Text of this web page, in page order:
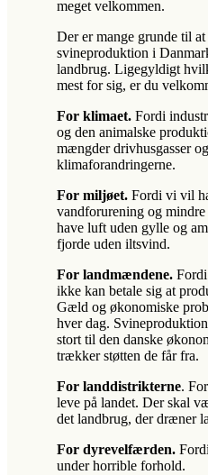
meget velkommen.
Der er mange grunde til
svineproduktion i
landbrug. Ligegyldigt
mest for sig, er du
For klimaet. Fordi
og den animalske
mængder drivhusgasser
klimaforandringerne.
For miljøet. Fordi vi vil
vandforurening og
have luft uden gylle og
fjorde uden iltsvind.
For landmændene.
ikke kan betale sig at
Gæld og økonomiske
hver dag.
stort til den danske
trækker støtten de får fra.
For landdistrikterne.
leve på landet. Der skal
det landbrug, der dræner
For dyrevelfærden.
under horrible forhold.